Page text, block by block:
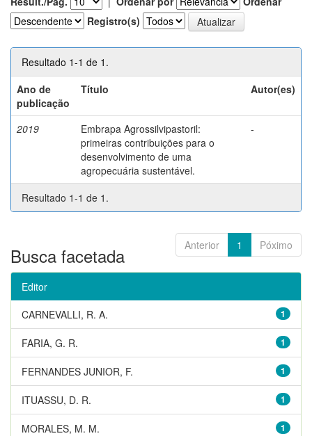
Registro(s)
Resultado 1-1 de 1.
Ano de
publicação
Título Autor(es)
2019
Embrapa Agrossilvipastoril:
primeiras contribuições para o
desenvolvimento de uma
agropecuária sustentável.
-
Resultado 1-1 de 1.
Anterior 1 Póximo
Busca facetada
Editor
1
CARNEVALLI, R. A.
1
FARIA, G. R.
1
FERNANDES JUNIOR, F.
1
ITUASSU, D. R.
1
MORALES, M. M.